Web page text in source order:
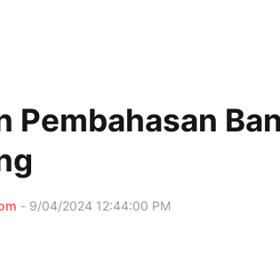
Pembahasan
- 9/04/2024 12:44:00 PM